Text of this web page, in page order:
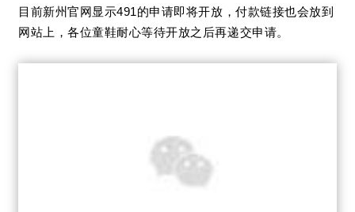
目前新州官网显示491的申请即将开放，付款链接也会放到
网站上 ，各位童鞋耐心等待开放之后再递交申请。